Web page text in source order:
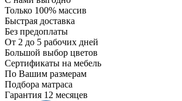
Только 100% массив
Быстрая доставка
Без предоплаты
От 2 до 5 рабочих дней
Большой выбор цветов
Сертификаты на мебель
По Вашим размерам
Подбора матраса
Гарантия 12 месяцев